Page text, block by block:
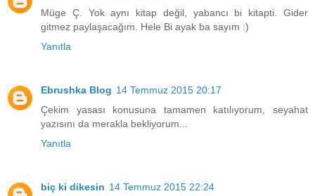
Müge Ç. Yok aynı kitap değil, yabancı bi kitapti. Gider
gitmez paylaşacağım. Hele Bi ayak ba sayım :)
Yanıtla
Ebrushka Blog 14 Temmuz 2015 20:17
Çekim yasası konusuna tamamen katılıyorum, seyahat
yazısını da merakla bekliyorum...
Yanıtla
biç ki dikesin 14 Temmuz 2015 22:24